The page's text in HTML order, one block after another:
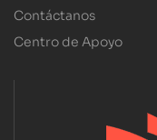
Contáctanos
Centro de Apoyo